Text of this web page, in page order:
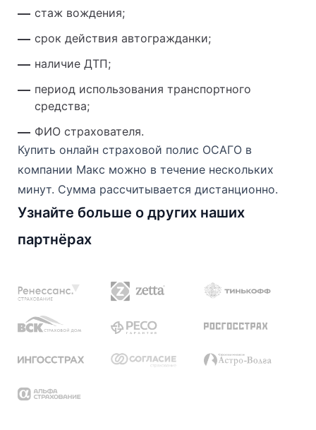
стаж вождения;
срок действия автогражданки;
наличие ДТП;
период использования транспортного
средства;
ФИО страхователя.
Купить онлайн страховой полис ОСАГО в
компании Макс можно в течение нескольких
минут. Сумма рассчитывается дистанционно.
Узнайте больше о других наших
партнёрах